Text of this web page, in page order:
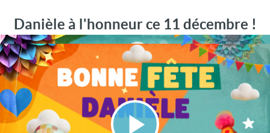
Danièle à l'honneur ce 11 décembre !